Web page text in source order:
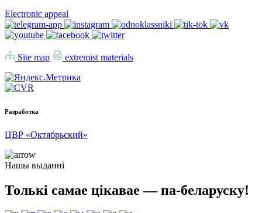
Electronic appeal
Site map extremist materials
Разработка
ЦВР «Октябрьский»
Нашы выданні
Толькі самае цікавае — па-беларуску!